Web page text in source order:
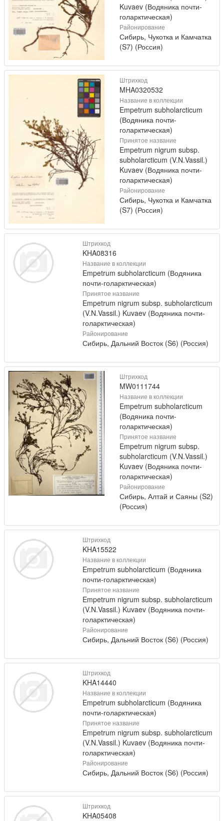
Kuvaev (Водяника почти-
голарктическая)
Районирование
Сибирь, Чукотка и Камчатка
(S7) (Россия)
Штрихкод
MHA0320532
Название в коллекции
Empetrum subholarcticum
(Водяника почти-
голарктическая)
Принятое название
Empetrum nigrum subsp.
subholarcticum (V.N.Vassil.)
Kuvaev (Водяника почти-
голарктическая)
Районирование
Сибирь, Чукотка и Камчатка
(S7) (Россия)
Штрихкод
KHA08316
Название в коллекции
Empetrum subholarcticum (Водяника
почти-голарктическая)
Принятое название
Empetrum nigrum subsp. subholarcticum
(V.N.Vassil.) Kuvaev (Водяника почти-
голарктическая)
Районирование
Сибирь, Дальний Восток (S6) (Россия)
Штрихкод
MW0111744
Название в коллекции
Empetrum subholarcticum
(Водяника почти-
голарктическая)
Принятое название
Empetrum nigrum subsp.
subholarcticum (V.N.Vassil.)
Kuvaev (Водяника почти-
голарктическая)
Районирование
Сибирь, Алтай и Саяны (S2)
(Россия)
Штрихкод
KHA15522
Название в коллекции
Empetrum subholarcticum (Водяника
почти-голарктическая)
Принятое название
Empetrum nigrum subsp. subholarcticum
(V.N.Vassil.) Kuvaev (Водяника почти-
голарктическая)
Районирование
Сибирь, Дальний Восток (S6) (Россия)
Штрихкод
KHA14440
Название в коллекции
Empetrum subholarcticum (Водяника
почти-голарктическая)
Принятое название
Empetrum nigrum subsp. subholarcticum
(V.N.Vassil.) Kuvaev (Водяника почти-
голарктическая)
Районирование
Сибирь, Дальний Восток (S6) (Россия)
Штрихкод
KHA05408